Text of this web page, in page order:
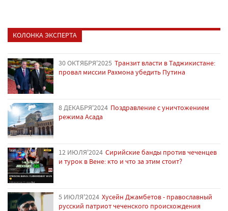
КОЛОНКА ЭКСПЕРТА
30 ОКТЯБРЯ'2025 Транзит власти в Таджикистане:
провал миссии Рахмона убедить Путина
8 ДЕКАБРЯ'2024 Поздравление с уничтожением
режима Асада
12 ИЮЛЯ'2024 Сирийские банды против чеченцев
и турок в Вене: кто и что за этим стоит?
5 ИЮЛЯ'2024 Хусейн Джамбетов - православный
русский патриот чеченского происхождения